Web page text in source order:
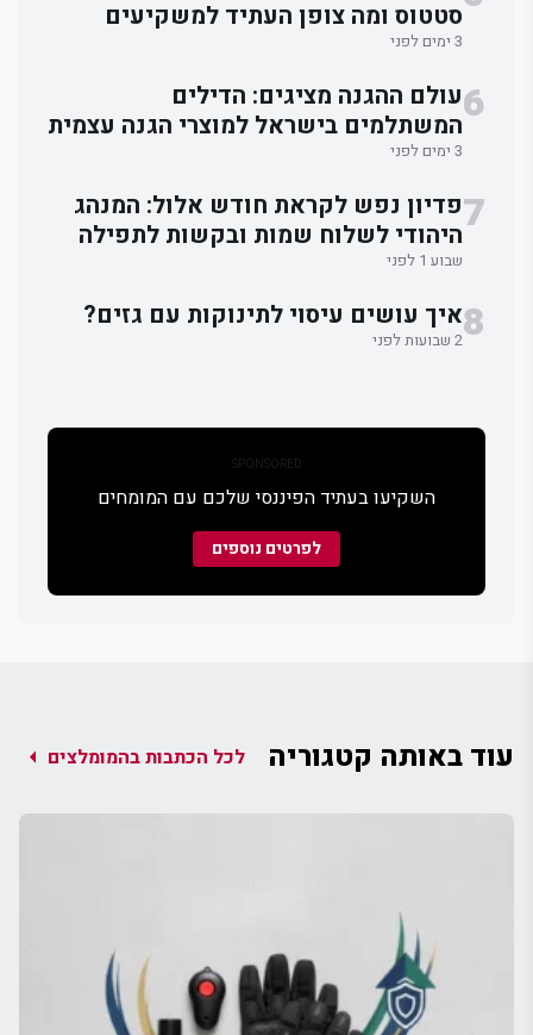
סטטוס ומה צופן העתיד למשקיעים
3 ימים לפני
6עולם ההגנה מציגים: הדילים
המשתלמים בישראל למוצרי הגנה עצמית
3 ימים לפני
7פדיון נפש לקראת חודש אלול: המנהג
היהודי לשלוח שמות ובקשות לתפילה
וברכה
שבוע 1 לפני
8איך עושים עיסוי לתינוקות עם גזים?
2 שבועות לפני
SPONSORED
השקיעו בעתיד הפיננסי שלכם עם המומחים
לפרטים נוספים
עוד באותה קטגוריה לכל הכתבות בהמומלצים arrow_left